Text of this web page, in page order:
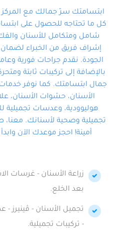
ابتسامتك سرّ جمالك مع المركز
كل ما تحتاجه للحصول على
شامل ومتكامل للأسنان
إشراف فريق من الخبراء لضمان
الجودة. نقدم جراحات فورية
بالإضافة إلى تركيبات ثابتة
جمال ابتسامتك. كما نوفر
الأسنان، حشوات الأسنان،
هوليوودية، وعدسات تجميلية
تجميلية وصحية لأسنانك.
أمينة! احجز موعدك الآن
زراعة الأسنان - غرسات
بعد الخلع.
تجميل الأسنان - ڤينيرز
- تركيبات تجميلية.